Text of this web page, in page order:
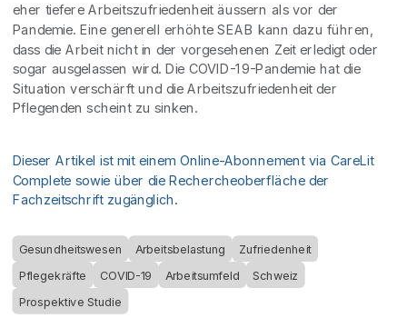
eher tiefere Arbeitszufriedenheit äussern als vor der
Pandemie. Eine generell erhöhte SEAB kann dazu führen,
dass die Arbeit nicht in der vorgesehenen Zeit erledigt oder
sogar ausgelassen wird. Die COVID-19-Pandemie hat die
Situation verschärft und die Arbeitszufriedenheit der
Pflegenden scheint zu sinken.
Dieser Artikel ist mit einem Online-Abonnement via CareLit
Complete sowie über die Rechercheoberfläche der
Fachzeitschrift zugänglich.
Gesundheitswesen Arbeitsbelastung Zufriedenheit
Pflegekräfte COVID-19 Arbeitsumfeld Schweiz
Prospektive Studie